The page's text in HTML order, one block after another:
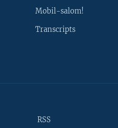
Mobil-salom!
Transcripts
RSS